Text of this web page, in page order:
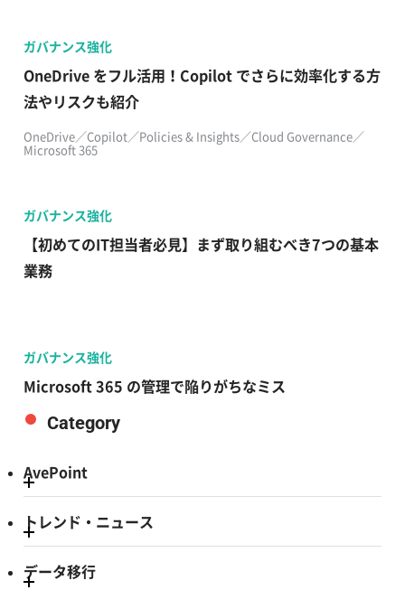
ガバナンス強化
OneDrive をフル活用！Copilot でさらに効率化する方
法やリスクも紹介
OneDrive／Copilot／Policies & Insights／Cloud Governance／
Microsoft 365
ガバナンス強化
【初めてのIT担当者必見】まず取り組むべき7つの基本
業務
ガバナンス強化
Microsoft 365 の管理で陥りがちなミス
Category
AvePoint
トレンド・ニュース
データ移行